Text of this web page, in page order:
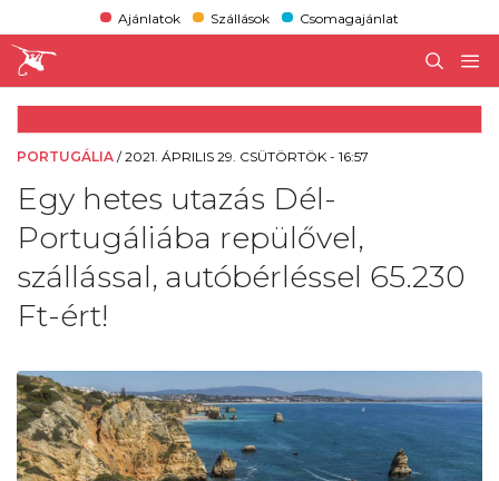
Ajánlatok Szállások Csomagajánlat
PORTUGÁLIA /2021. ÁPRILIS 29. CSÜTÖRTÖK - 16:57
Egy hetes utazás Dél-
Portugáliába repülővel,
szállással, autóbérléssel 65.230
Ft-ért!